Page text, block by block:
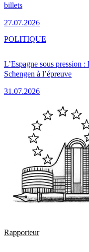
billets
27.07.2026
L’Espagne sous pression
Schengen à l’épreuve
31.07.2026
POLITIQUE
Rapporteur